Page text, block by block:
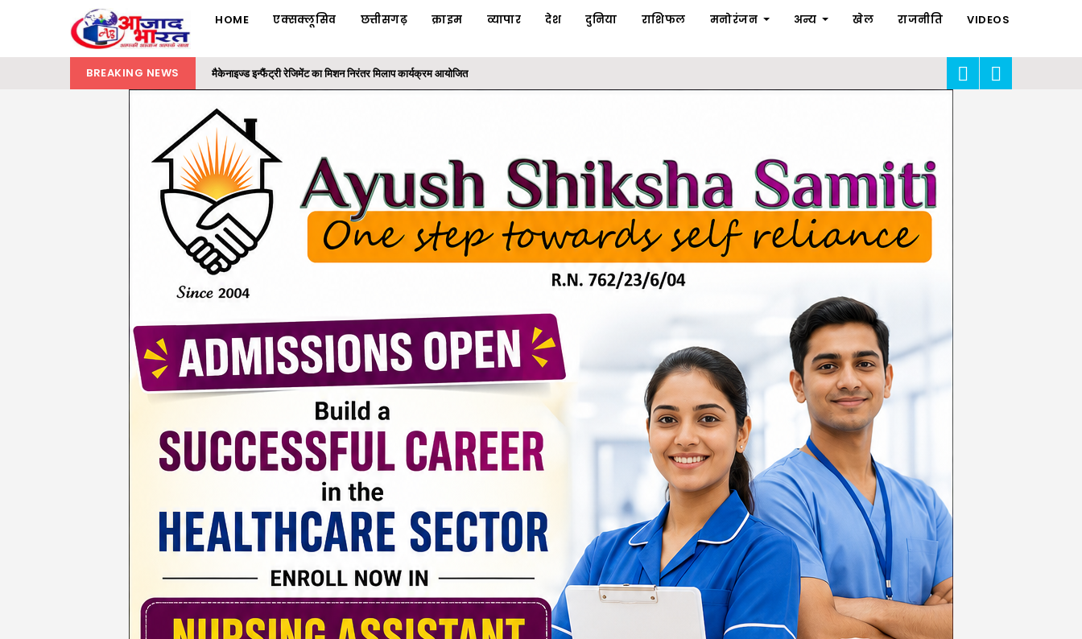
HOME एक्सक्लूसिव छत्तीसगढ़ क्राइम व्यापार देश दुनिया राशिफल मनोरंजन अन्य खेल राजनीति VIDEOS
BREAKING NEWS ट्रैफिक पुलिस का विशेष अभियान : 16 नाबालिग वाहन चालकों के अभिभावक पर कार्रवाई
रायगढ़ में 32 लाख की ट्रांसपोर्ट कंपनी धोखाधड़ी का फरार आरोपी गिरफ्तार, 'ऑपरेशन क्लीन हंट' के तहत...
समाज के अंतिम व्यक्ति तक पहुंचे शासन की योजनाओं का लाभ: राज्यपाल श्री रमेन डेका
राज्यपाल ने ‘एक पेड़ मां के नाम’ अभियान के तहत कलेक्टोरेट परिसर में लगाया बादाम का पौधा
मैकेनाइज्ड इन्फैंट्री रेजिमेंट का मिशन निरंतर मिलाप कार्यक्रम आयोजित